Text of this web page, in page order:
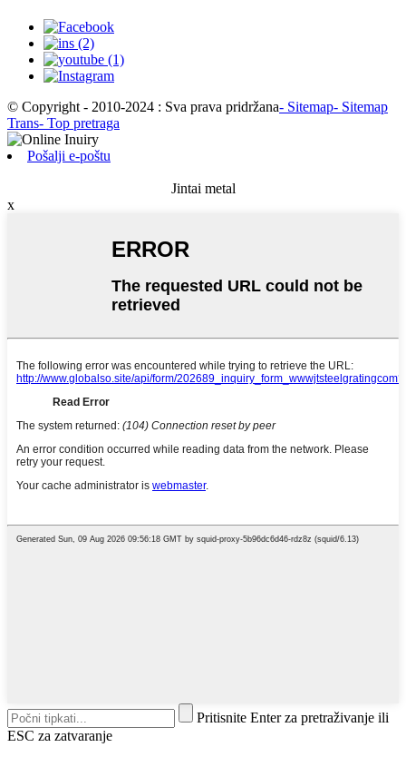
© Copyright - 2010-2024 : Sva prava pridržana- Sitemap- Sitemap
Trans- Top pretraga
Pošalji e-poštu
Jintai metal
x
Pritisnite Enter za pretraživanje ili
ESC za zatvaranje